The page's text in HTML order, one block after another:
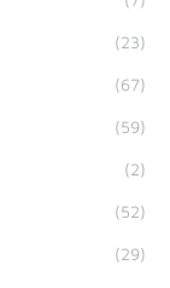
(23)
(67)
(59)
(2)
(52)
(29)